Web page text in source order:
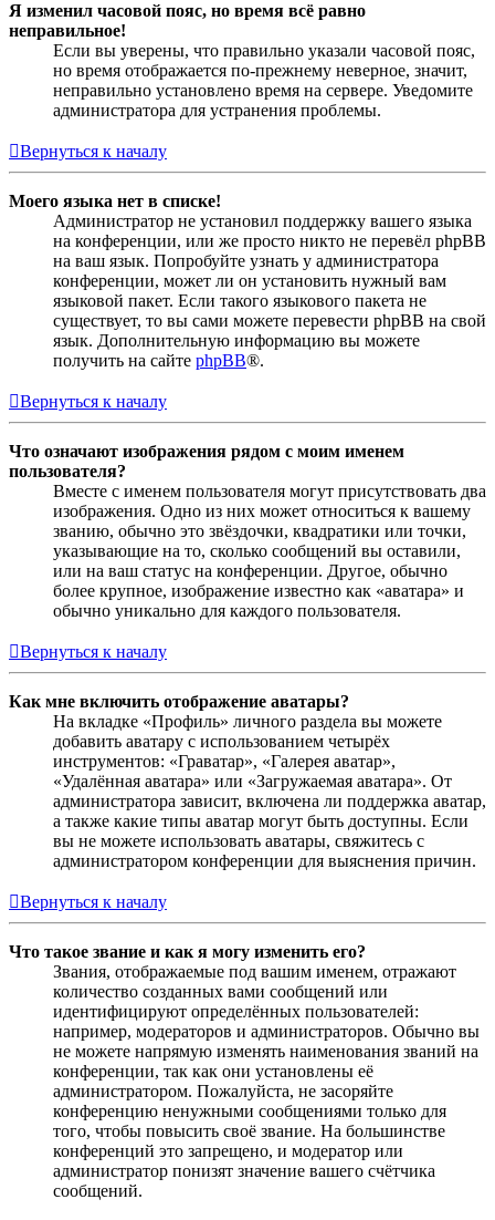
Я изменил часовой пояс, но время всё равно
неправильное!
Если вы уверены, что правильно указали часовой пояс,
но время отображается по-прежнему неверное, значит,
неправильно установлено время на сервере. Уведомите
администратора для устранения проблемы.
Вернуться к началу
Моего языка нет в списке!
Администратор не установил поддержку вашего языка
на конференции, или же просто никто не перевёл phpBB
на ваш язык. Попробуйте узнать у администратора
конференции, может ли он установить нужный вам
языковой пакет. Если такого языкового пакета не
существует, то вы сами можете перевести phpBB на свой
язык. Дополнительную информацию вы можете
получить на сайте phpBB®.
Вернуться к началу
Что означают изображения рядом с моим именем
пользователя?
Вместе с именем пользователя могут присутствовать два
изображения. Одно из них может относиться к вашему
званию, обычно это звёздочки, квадратики или точки,
указывающие на то, сколько сообщений вы оставили,
или на ваш статус на конференции. Другое, обычно
более крупное, изображение известно как «аватара» и
обычно уникально для каждого пользователя.
Вернуться к началу
Как мне включить отображение аватары?
На вкладке «Профиль» личного раздела вы можете
добавить аватару с использованием четырёх
инструментов: «Граватар», «Галерея аватар»,
«Удалённая аватара» или «Загружаемая аватара». От
администратора зависит, включена ли поддержка аватар,
а также какие типы аватар могут быть доступны. Если
вы не можете использовать аватары, свяжитесь с
администратором конференции для выяснения причин.
Вернуться к началу
Что такое звание и как я могу изменить его?
Звания, отображаемые под вашим именем, отражают
количество созданных вами сообщений или
идентифицируют определённых пользователей:
например, модераторов и администраторов. Обычно вы
не можете напрямую изменять наименования званий на
конференции, так как они установлены её
администратором. Пожалуйста, не засоряйте
конференцию ненужными сообщениями только для
того, чтобы повысить своё звание. На большинстве
конференций это запрещено, и модератор или
администратор понизят значение вашего счётчика
сообщений.